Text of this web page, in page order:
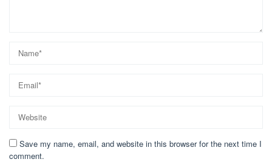
Save my name, email, and website in this browser for the next time I
comment.